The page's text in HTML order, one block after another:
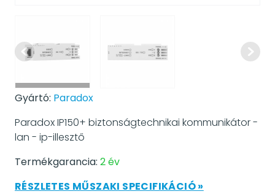
Gyártó: Paradox
Paradox IP150+ biztonságtechnikai kommunikátor -
lan - ip-illesztő
Termékgarancia: 2 év
RÉSZLETES MŰSZAKI SPECIFIKÁCIÓ »